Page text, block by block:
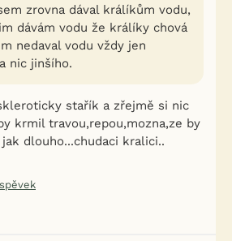
zrovna dával králíkům vodu,
dávám vodu že králíky chová
nedaval vodu vždy jen
nic jinšího.
stařík a zřejmě si nic
krmil travou,repou,mozna,ze by
dlouho...chudaci kralici..